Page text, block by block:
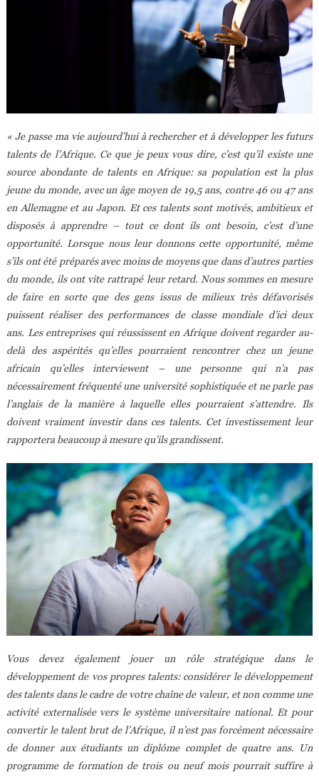
« Je passe ma vie aujourd’hui à rechercher et à développer les futurs
talents de l’Afrique. Ce que je peux vous dire, c’est qu’il existe une
source abondante de talents en Afrique: sa population est la plus
jeune du monde, avec un âge moyen de 19,5 ans, contre 46 ou 47 ans
en Allemagne et au Japon. Et ces talents sont motivés, ambitieux et
disposés à apprendre – tout ce dont ils ont besoin, c’est d’une
opportunité. Lorsque nous leur donnons cette opportunité, même
s’ils ont été préparés avec moins de moyens que dans d’autres parties
du monde, ils ont vite rattrapé leur retard. Nous sommes en mesure
de faire en sorte que des gens issus de milieux très défavorisés
puissent réaliser des performances de classe mondiale d’ici deux
ans. Les entreprises qui réussissent en Afrique doivent regarder au-
delà des aspérités qu’elles pourraient rencontrer chez un jeune
africain qu’elles interviewent – une personne qui n’a pas
nécessairement fréquenté une université sophistiquée et ne parle pas
l’anglais de la manière à laquelle elles pourraient s’attendre. Ils
doivent vraiment investir dans ces talents. Cet investissement leur
rapportera beaucoup à mesure qu’ils grandissent.
Vous devez également jouer un rôle stratégique dans le
développement de vos propres talents: considérer le développement
des talents dans le cadre de votre chaîne de valeur, et non comme une
activité externalisée vers le système universitaire national. Et pour
convertir le talent brut de l’Afrique, il n’est pas forcément nécessaire
de donner aux étudiants un diplôme complet de quatre ans. Un
programme de formation de trois ou neuf mois pourrait suffire à